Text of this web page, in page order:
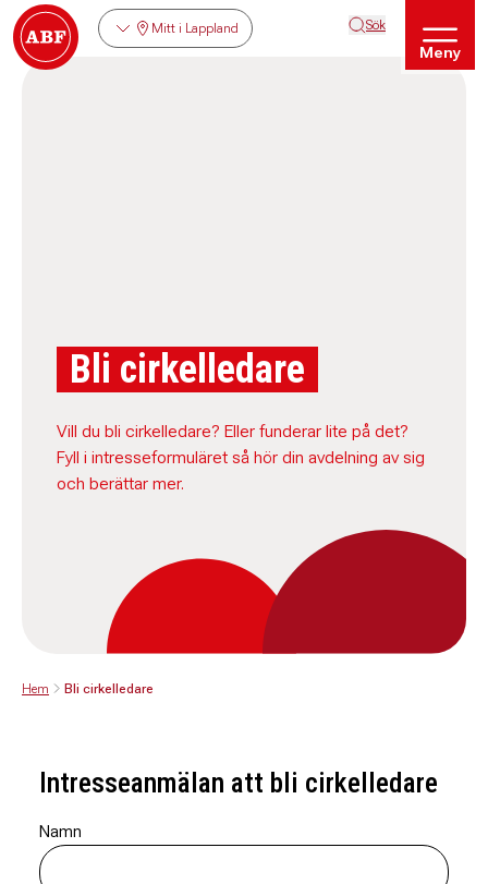
Mitt i Lappland Sök
Meny
Bli cirkelledare
Vill du bli cirkelledare? Eller funderar lite på det?
Fyll i intresseformuläret så hör din avdelning av sig
och berättar mer.
Hem Bli cirkelledare
Intresseanmälan att bli cirkelledare
Namn